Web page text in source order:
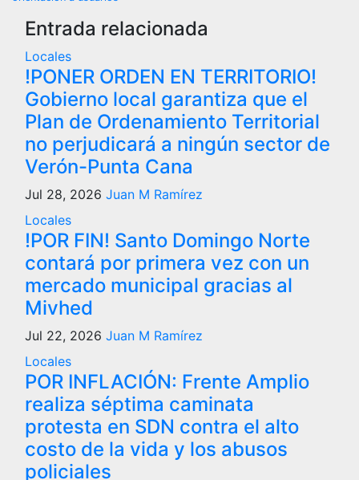
entradas
Entrada relacionada
Locales
!PONER ORDEN EN TERRITORIO!
Gobierno local garantiza que el
Plan de Ordenamiento Territorial
no perjudicará a ningún sector de
Verón-Punta Cana
Jul 28, 2026 Juan M Ramírez
Locales
!POR FIN! Santo Domingo Norte
contará por primera vez con un
mercado municipal gracias al
Mivhed
Jul 22, 2026 Juan M Ramírez
Locales
POR INFLACIÓN: Frente Amplio
realiza séptima caminata
protesta en SDN contra el alto
costo de la vida y los abusos
policiales